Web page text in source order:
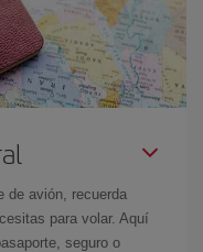
de avión, recuerda
para volar. Aquí
seguro o